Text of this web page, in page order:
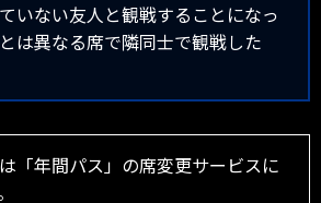
いない友人と観戦することになっ
は異なる席で隣同士で観戦した
「年間パス」の席変更サービスに